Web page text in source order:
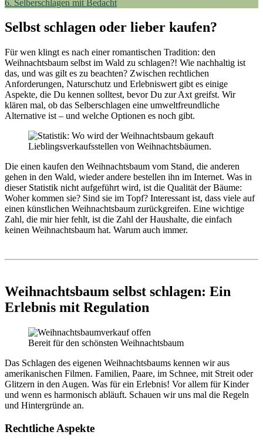
6. Selberschlagen mit Bedacht
Selbst schlagen oder lieber kaufen?
Für wen klingt es nach einer romantischen Tradition: den
Weihnachtsbaum selbst im Wald zu schlagen?! Wie nachhaltig ist
das, und was gilt es zu beachten? Zwischen rechtlichen
Anforderungen, Naturschutz und Erlebniswert gibt es einige
Aspekte, die Du kennen solltest, bevor Du zur Axt greifst. Wir
klären mal, ob das Selberschlagen eine umweltfreundliche
Alternative ist – und welche Optionen es noch gibt.
Lieblingsverkaufsstellen von Weihnachtsbäumen.
Die einen kaufen den Weihnachtsbaum vom Stand, die anderen
gehen in den Wald, wieder andere bestellen ihn im Internet. Was in
dieser Statistik nicht aufgeführt wird, ist die Qualität der Bäume:
Woher kommen sie? Sind sie im Topf? Interessant ist, dass viele auf
einen künstlichen Weihnachtsbaum zurückgreifen. Eine wichtige
Zahl, die mir hier fehlt, ist die Zahl der Haushalte, die einfach
keinen Weihnachtsbaum hat. Warum auch immer.
Weihnachtsbaum selbst schlagen: Ein
Erlebnis mit Regulation
Bereit für den schönsten Weihnachtsbaum
Das Schlagen des eigenen Weihnachtsbaums kennen wir aus
amerikanischen Filmen. Familien, Paare, im Schnee, mit Streit oder
Glitzern in den Augen. Was für ein Erlebnis! Vor allem für Kinder
und wenn es harmonisch abläuft. Schauen wir uns mal die Regeln
und Hintergründe an.
Rechtliche Aspekte